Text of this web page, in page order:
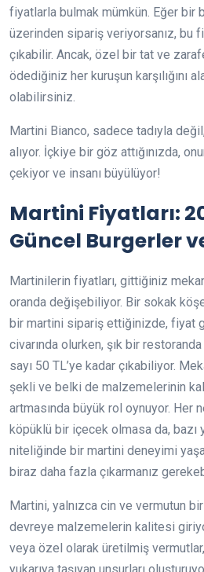
fiyatlarla bulmak mümkün. Eğer bir
üzerinden sipariş veriyorsanız, bu
çıkabilir. Ancak, özel bir tat ve
ödediğiniz her kuruşun karşılığını
olabilirsiniz.
Martini Bianco, sadece tadıyla
alıyor. İçkiye bir göz attığınızda,
çekiyor ve insanı büyülüyor!
Martini Fiyatları:
Güncel Burgerler
Martinilerin fiyatları, gittiğiniz
oranda değişebiliyor. Bir sokak
bir martini sipariş ettiğinizde, fiyat
civarında olurken, şık bir
sayı 50 TL’ye kadar çıkabiliyor.
şekli ve belki de malzemelerinin
artmasında büyük rol oynuyor. Her
köpüklü bir içecek olmasa da, bazı
niteliğinde bir martini deneyimi
biraz daha fazla çıkarmanız
Martini, yalnızca cin ve vermutun bir
devreye malzemelerin kalitesi
veya özel olarak üretilmiş